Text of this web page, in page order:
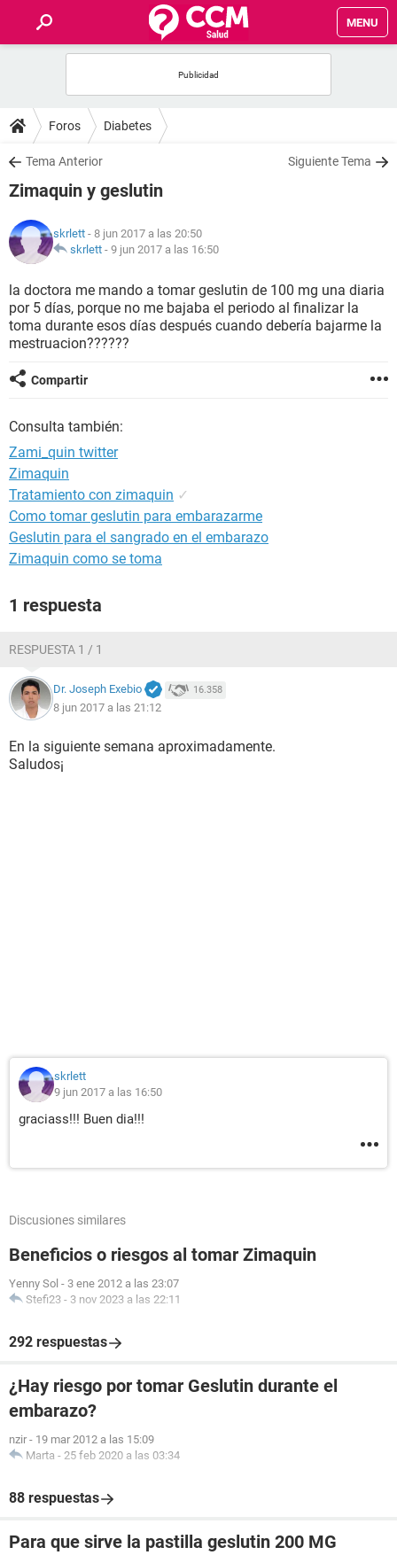
MENU
FOROS
SALUD
FAMILIA
NUTRICIÓN
BIENESTAR
SEXUALIDAD
GLOSARIO
Foros Diabetes
Tema Anterior Siguiente Tema
Zimaquin y geslutin
skrlett - 8 jun 2017 a las 20:50
skrlett - 9 jun 2017 a las 16:50
la doctora me mando a tomar geslutin de 100 mg una diaria
por 5 días, porque no me bajaba el periodo al finalizar la
toma durante esos días después cuando debería bajarme la
mestruacion??????
Compartir
Consulta también:
Zami_quin twitter
Zimaquin
Tratamiento con zimaquin ✓
Como tomar geslutin para embarazarme
Geslutin para el sangrado en el embarazo
Zimaquin como se toma
1 respuesta
RESPUESTA 1 / 1
Dr. Joseph Exebio 16.358
8 jun 2017 a las 21:12
En la siguiente semana aproximadamente.
Saludos¡
skrlett
9 jun 2017 a las 16:50
graciass!!! Buen dia!!!
Discusiones similares
Beneficios o riesgos al tomar Zimaquin
Yenny Sol - 3 ene 2012 a las 23:07
Stefi23 - 3 nov 2023 a las 22:11
292 respuestas
¿Hay riesgo por tomar Geslutin durante el
embarazo?
nzir - 19 mar 2012 a las 15:09
Marta - 25 feb 2020 a las 03:34
88 respuestas
Para que sirve la pastilla geslutin 200 MG